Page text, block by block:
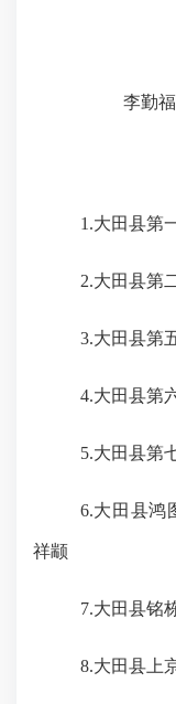
李勤
1.大田县第
2.大田县第
3.大田县第
4.大田县第
5.大田县第
6.大田县鸿
祥颛
7.大田县铭
8.大田县上